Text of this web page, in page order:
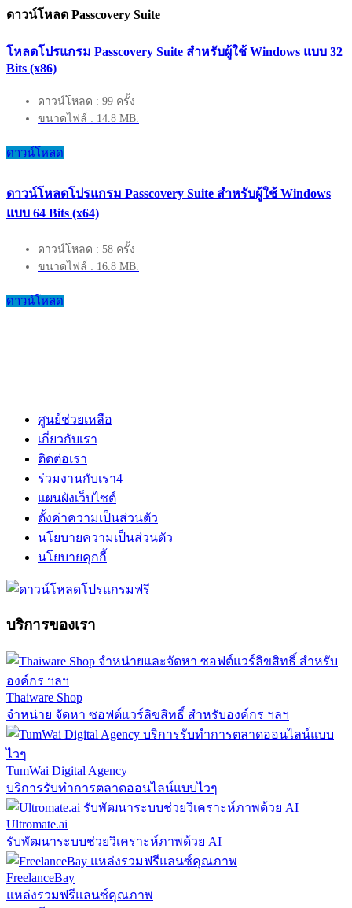
ดาวน์โหลด Passcovery Suite
โหลดโปรแกรม Passcovery Suite สำหรับผู้ใช้ Windows แบบ 32
Bits (x86)
ดาวน์โหลด : 99 ครั้ง
ขนาดไฟล์ : 14.8 MB.
ดาวน์โหลด
ดาวน์โหลดโปรแกรม Passcovery Suite สำหรับผู้ใช้ Windows
แบบ 64 Bits (x64)
ดาวน์โหลด : 58 ครั้ง
ขนาดไฟล์ : 16.8 MB.
ดาวน์โหลด
ศูนย์ช่วยเหลือ
เกี่ยวกับเรา
ติดต่อเรา
ร่วมงานกับเรา4
แผนผังเว็บไซต์
ตั้งค่าความเป็นส่วนตัว
นโยบายความเป็นส่วนตัว
นโยบายคุกกี้
บริการของเรา
Thaiware Shop
จำหน่าย จัดหา ซอฟต์แวร์ลิขสิทธิ์ สำหรับองค์กร ฯลฯ
TumWai Digital Agency
บริการรับทำการตลาดออนไลน์แบบไวๆ
Ultromate.ai
รับพัฒนาระบบช่วยวิเคราะห์ภาพด้วย AI
FreelanceBay
แหล่งรวมฟรีแลนซ์คุณภาพ